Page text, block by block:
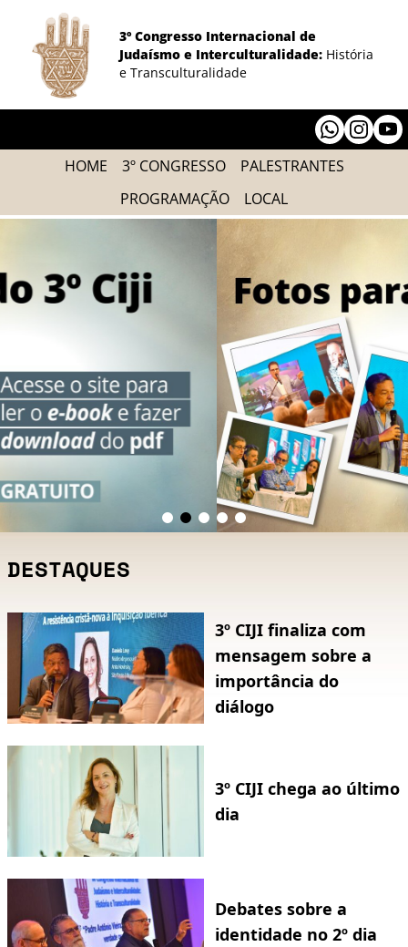
3º Congresso Internacional de
Judaísmo e Interculturalidade: História
e Transculturalidade
HOME 3º CONGRESSO
PALESTRANTES
PROGRAMAÇÃO
LOCAL
DESTAQUES
3º CIJI finaliza com
mensagem sobre a
importância do
diálogo
3º CIJI chega ao último
dia
Debates sobre a
identidade no 2º dia